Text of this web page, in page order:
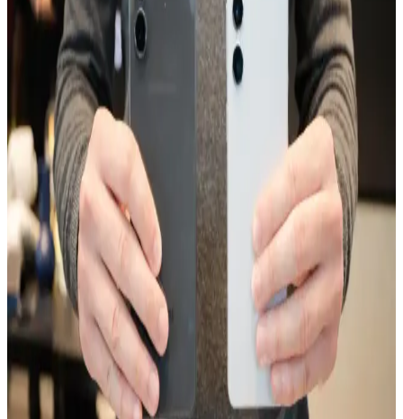
Galaxy A24, uygun fiyatı ve temel özellikleriyle günlük kullanım ve
fotoğrafçılık ihtiyaçlarını karşılayan, uzun pil ömrü sunan ekonomik
akıllı telefon seçeneğidir.
Xiaomi Note 8'in Performans Özellikleri ve Aksesuar
Uyumluluğu Hakkında Güncel Bilgiler
Xiaomi Note 8'in performansı ve aksesuar uyumluluğu hakkında
genel bilgiler, teknik detaylar ve kullanım ipuçlarıyla ilgili güncel ve
kapsamlı bir değerlendirme.
Omix X7 ve Reeder P13 Blue Plus Akıllı
Telefonlarının Teknik Özellikleri ve Karşılaştırması
Omix X7 ve Reeder P13 Blue Plus modelleri, ekran, pil ve kamera
özellikleriyle benzer performans gösteriyor. Fiyat ve kullanım
ihtiyaçlarına göre tercih yapmayı kolaylaştıran detaylar içeriyor.
Huawei'nin Katlanabilir Telefon Modelleri ve
Teknolojik Gelişmeleri Üzerine Güncel Bir
Değerlendirme
Huawei'nin katlanabilir telefonları, yüksek teknoloji ve yenilikçilikle